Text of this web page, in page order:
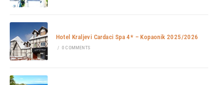
Hotel Kraljevi Cardaci Spa 4* – Kopaonik 2025/2026
/ 0 COMMENTS